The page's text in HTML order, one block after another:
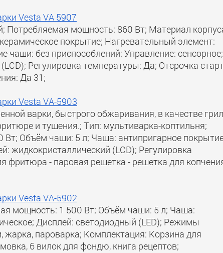
Vesta VA 5907
Потребляемая мощность: 860 Вт; Материал
покрытие; Нагревательный элемент:
чаши: без приспособлений; Управление: сенсорное;
Регулировка температуры: Да; Отсрочка
Да 31;
Vesta VA-5903
варки, быстрого обжаривания, в качестве
и тушения.; Тип: мультиварка-коптильня;
Объём чаши: 5 л; Чаша: антипригарное
жидкокристаллический (LCD); Регулировка
фритюра - паровая решетка - решетка для
Vesta VA-5902
мощность: 1 500 Вт; Объём чаши: 5 л; Чаша:
Дисплей: светодиодный (LED); Режимы
жарка, пароварка; Комплектация: Корзина для
6 вилок для фондю, книга рецептов;